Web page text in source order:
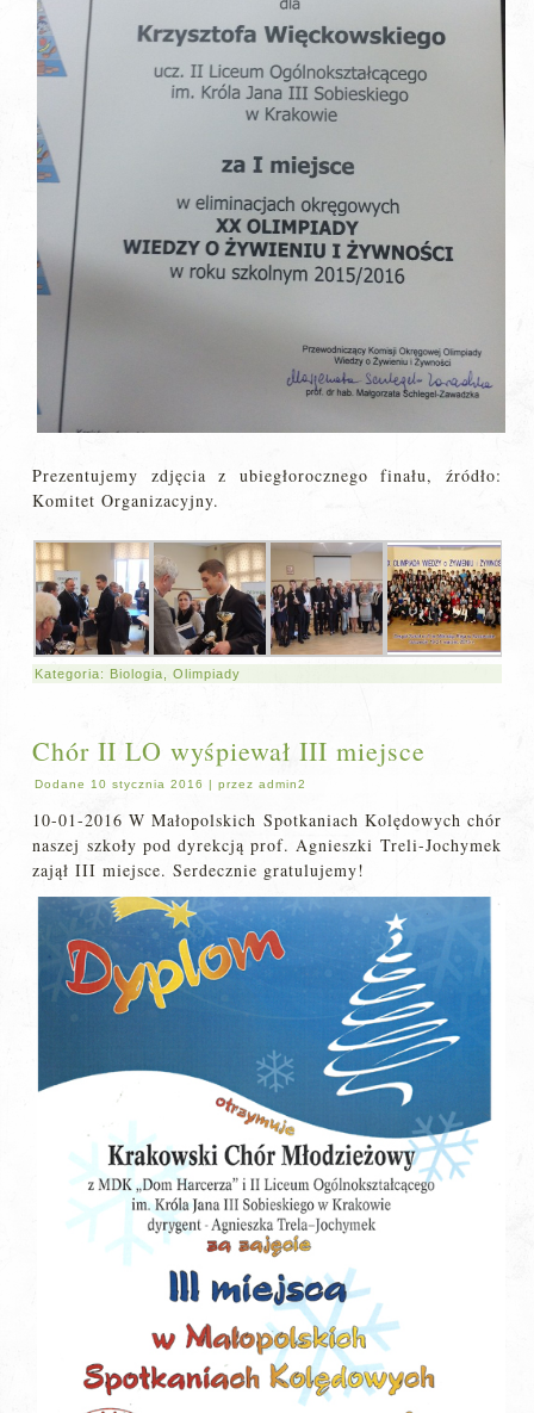
Prezentujemy zdjęcia z ubiegłorocznego finału, źródło:
Komitet Organizacyjny.
Kategoria: Biologia ,Olimpiady
Chór II LO wyśpiewał III miejsce
Dodane 10 stycznia 2016 |przez admin2
10-01-2016 W Małopolskich Spotkaniach Kolędowych chór
naszej szkoły pod dyrekcją prof. Agnieszki Treli-Jochymek
zajął III miejsce. Serdecznie gratulujemy!